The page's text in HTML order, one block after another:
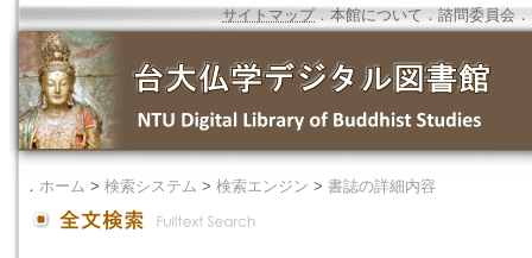
サイトマップ．本館について ． 諮問委員会 ．
． ホーム > 検索システム > 検索エンジン > 書誌の詳細内容